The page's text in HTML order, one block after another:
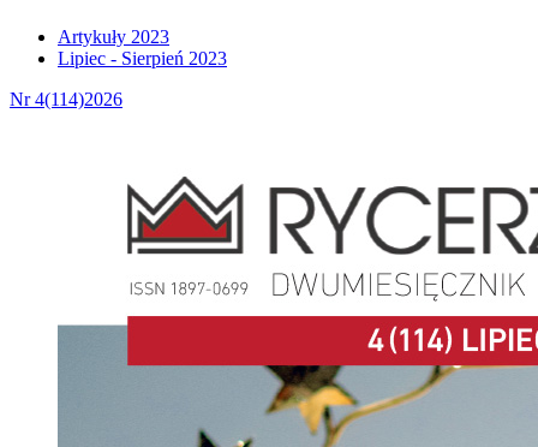
Artykuły 2023
Lipiec - Sierpień 2023
Nr 4(114)2026